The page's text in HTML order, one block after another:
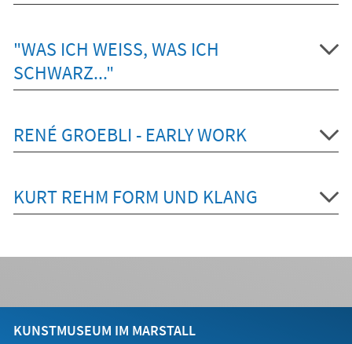
"WAS ICH WEISS, WAS ICH S
CHWARZ..."
RENÉ GROEBLI - EARLY WORK
KURT REHM FORM UND KLANG
KUNSTMUSEUM IM MARSTALL